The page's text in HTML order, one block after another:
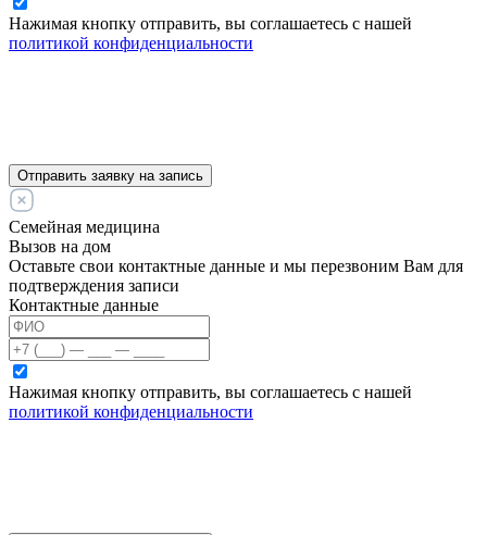
Нажимая кнопку отправить, вы соглашаетесь с нашей
политикой конфиденциальности
Отправить заявку на запись
Семейная медицина
Вызов на дом
Оставьте свои контактные данные и мы перезвоним Вам для
подтверждения записи
Контактные данные
Нажимая кнопку отправить, вы соглашаетесь с нашей
политикой конфиденциальности